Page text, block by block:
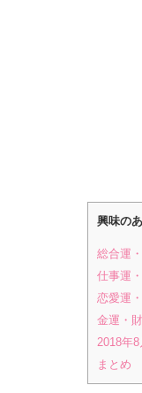
興味の
総合運
仕事運
恋愛運
金運・
2018年
まとめ